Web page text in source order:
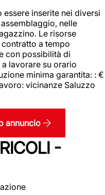
inserite nei diversi
nelle
Le risorse
a tempo
con possibilità di
lavorare su orario
minima garantita: : €
vicinanze Saluzzo
annuncio
-